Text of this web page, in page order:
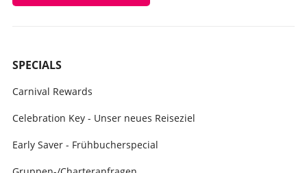
SPECIALS
Carnival Rewards
Celebration Key - Unser neues Reiseziel
Early Saver - Frühbucherspecial